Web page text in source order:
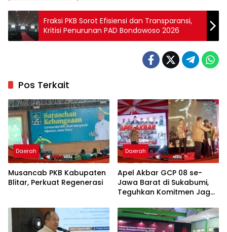
Fraksi PKB Sorot Efisiensi dan Transparansi,
Kritisi Penurunan PAD Bondowoso 2026
Pos Terkait
Daerah
Musancab PKB Kabupaten
Blitar, Perkuat Regenerasi
Daerah
Apel Akbar GCP 08 se-
Jawa Barat di Sukabumi,
Teguhkan Komitmen Jaga